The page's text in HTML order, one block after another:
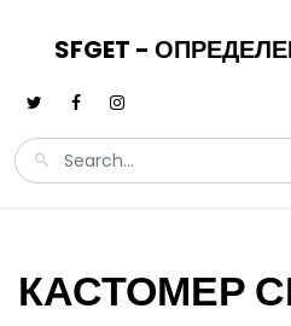
SFGET -
КАСТОМЕР